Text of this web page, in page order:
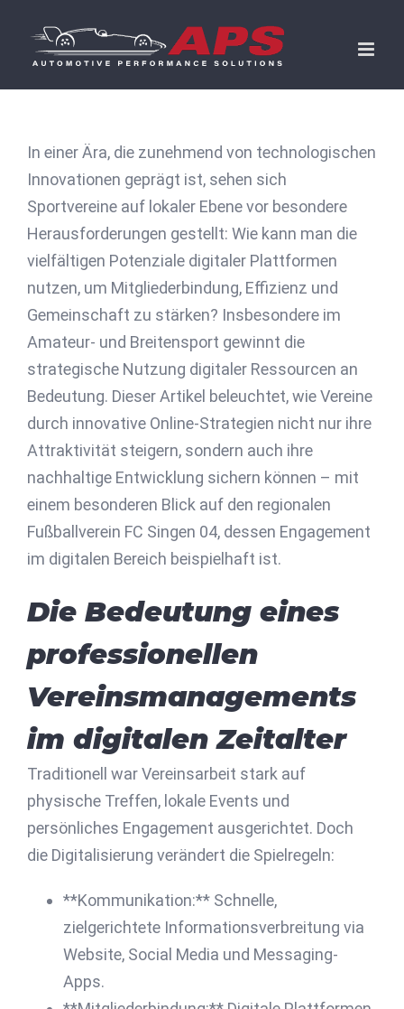
content
In einer Ära, die zunehmend von technologischen
Innovationen geprägt ist, sehen sich
Sportvereine auf lokaler Ebene vor besondere
Herausforderungen gestellt: Wie kann man die
vielfältigen Potenziale digitaler Plattformen
nutzen, um Mitgliederbindung, Effizienz und
Gemeinschaft zu stärken? Insbesondere im
Amateur- und Breitensport gewinnt die
strategische Nutzung digitaler Ressourcen an
Bedeutung. Dieser Artikel beleuchtet, wie Vereine
durch innovative Online-Strategien nicht nur ihre
Attraktivität steigern, sondern auch ihre
nachhaltige Entwicklung sichern können – mit
einem besonderen Blick auf den regionalen
Fußballverein FC Singen 04, dessen Engagement
im digitalen Bereich beispielhaft ist.
Die Bedeutung eines
professionellen
Vereinsmanagements
im digitalen Zeitalter
Traditionell war Vereinsarbeit stark auf
physische Treffen, lokale Events und
persönliches Engagement ausgerichtet. Doch
die Digitalisierung verändert die Spielregeln:
**Kommunikation:** Schnelle,
zielgerichtete Informationsverbreitung via
Website, Social Media und Messaging-
Apps.